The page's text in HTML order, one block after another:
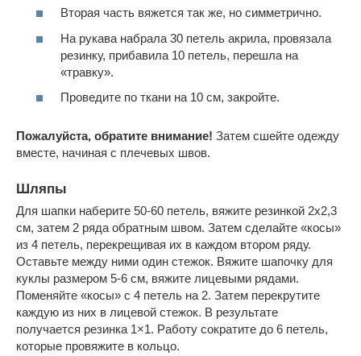
Вторая часть вяжется так же, но симметрично.
На рукава набрала 30 петель акрила, провязала
резинку, прибавила 10 петель, перешла на
«травку».
Проведите по ткани на 10 см, закройте.
Пожалуйста, обратите внимание! Затем сшейте одежду
вместе, начиная с плечевых швов.
Шляпы
Для шапки наберите 50-60 петель, вяжите резинкой 2х2,3
см, затем 2 ряда обратным швом. Затем сделайте «косы»
из 4 петель, перекрещивая их в каждом втором ряду.
Оставьте между ними один стежок. Вяжите шапочку для
куклы размером 5-6 см, вяжите лицевыми рядами.
Поменяйте «косы» с 4 петель на 2. Затем перекрутите
каждую из них в лицевой стежок. В результате
получается резинка 1×1. Работу сократите до 6 петель,
которые провяжите в кольцо.